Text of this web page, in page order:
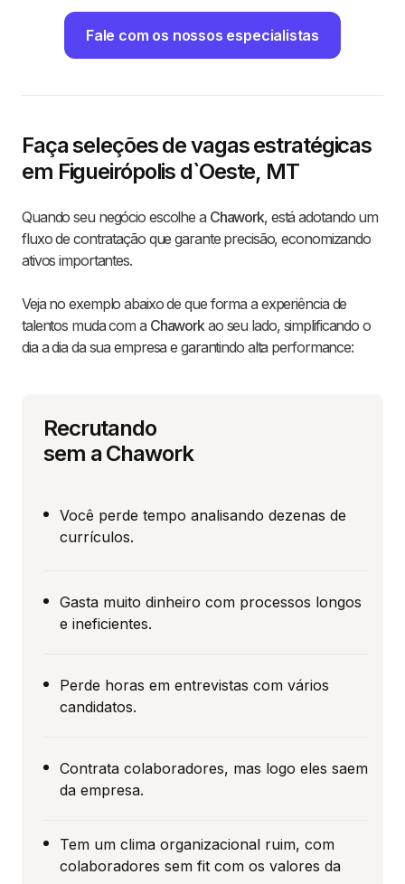
Fale com os nossos especialistas
Faça seleções de vagas estratégicas
em Figueirópolis d`Oeste, MT
Quando seu negócio escolhe a Chawork, está adotando um
fluxo de contratação que garante precisão, economizando
ativos importantes.
Veja no exemplo abaixo de que forma a experiência de
talentos muda com a Chaworkao seu lado, simplificando o
dia a dia da sua empresa e garantindo alta performance:
Recrutando
sem a Chawork
Você perde tempo analisando dezenas de
currículos.
Gasta muito dinheiro com processos longos
e ineficientes.
Perde horas em entrevistas com vários
candidatos.
Contrata colaboradores, mas logo eles saem
da empresa.
Tem um clima organizacional ruim, com
colaboradores sem fit com os valores da